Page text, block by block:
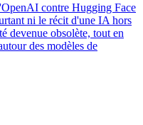
contre Hugging Face
ni le récit d'une IA hors
devenue obsolète, tout en
des modèles de